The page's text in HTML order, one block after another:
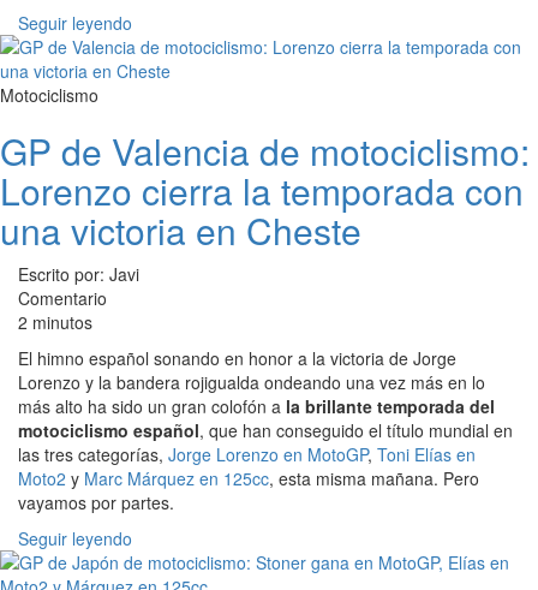
Seguir leyendo
Motociclismo
GP de Valencia de motociclismo:
Lorenzo cierra la temporada con
una victoria en Cheste
Escrito por: Javi
Comentario
2 minutos
El himno español sonando en honor a la victoria de Jorge
Lorenzo y la bandera rojigualda ondeando una vez más en lo
más alto ha sido un gran colofón a la brillante temporada del
motociclismo español, que han conseguido el título mundial en
las tres categorías, Jorge Lorenzo en MotoGP, Toni Elías en
Moto2 y Marc Márquez en 125cc, esta misma mañana. Pero
vayamos por partes.
Seguir leyendo